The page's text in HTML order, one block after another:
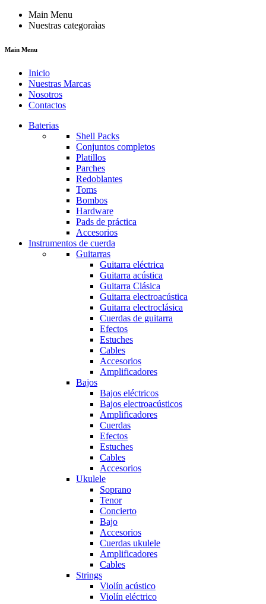
Main Menu
Nuestras categoraìas
Main Menu
Inicio
Nuestras Marcas
Nosotros
Contactos
Baterias
Shell Packs
Conjuntos completos
Platillos
Parches
Redoblantes
Toms
Bombos
Hardware
Pads de práctica
Accesorios
Instrumentos de cuerda
Guitarras
Guitarra eléctrica
Guitarra acústica
Guitarra Clásica
Guitarra electroacústica
Guitarra electroclásica
Cuerdas de guitarra
Efectos
Estuches
Cables
Accesorios
Amplificadores
Bajos
Bajos eléctricos
Bajos electroacústicos
Amplificadores
Cuerdas
Efectos
Estuches
Cables
Accesorios
Ukulele
Soprano
Tenor
Concierto
Bajo
Accesorios
Cuerdas ukulele
Amplificadores
Cables
Strings
Violín acústico
Violín eléctrico